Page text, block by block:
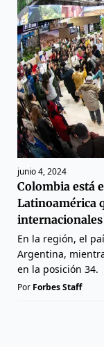
junio 4, 2024
Colombia está
Latinoamérica
internacionales
En la región, el
Argentina,
en la posición 34.
Por Forbes Staff